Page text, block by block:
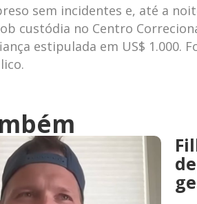
sem incidentes e, até a
custódia no Centro
estipulada em US$ 1.000.